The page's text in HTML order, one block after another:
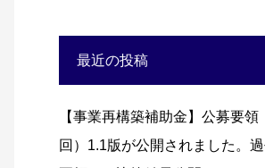
最近の投稿
【事業再構築補助金】公募要領
回）1.1版が公開されました。